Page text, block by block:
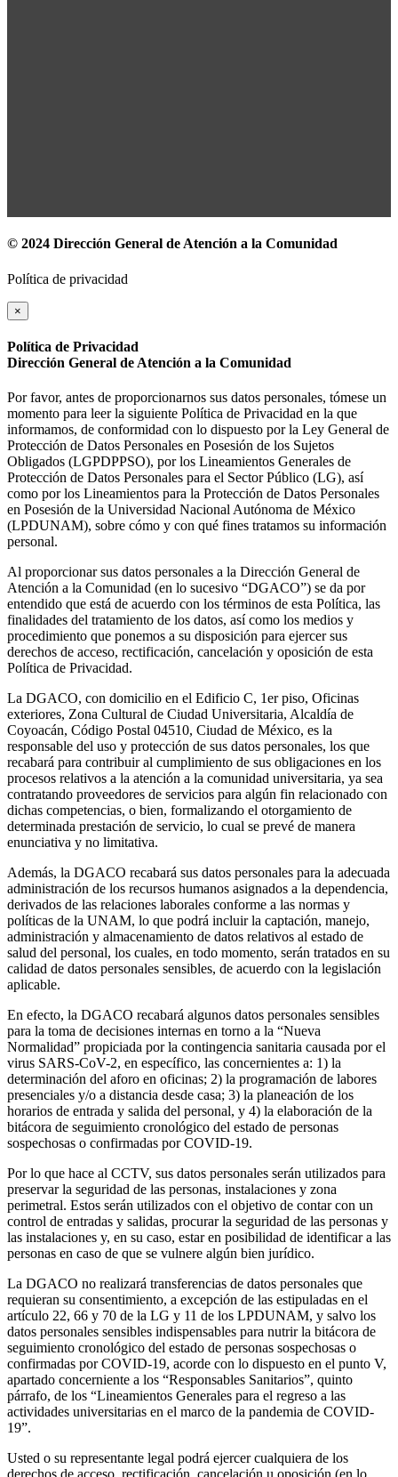
© 2024 Dirección General de Atención a la Comunidad
Política de privacidad
×
Política de Privacidad
Dirección General de Atención a la Comunidad
Por favor, antes de proporcionarnos sus datos personales, tómese un
momento para leer la siguiente Política de Privacidad en la que
informamos, de conformidad con lo dispuesto por la Ley General de
Protección de Datos Personales en Posesión de los Sujetos
Obligados (LGPDPPSO), por los Lineamientos Generales de
Protección de Datos Personales para el Sector Público (LG), así
como por los Lineamientos para la Protección de Datos Personales
en Posesión de la Universidad Nacional Autónoma de México
(LPDUNAM), sobre cómo y con qué fines tratamos su información
personal.
Al proporcionar sus datos personales a la Dirección General de
Atención a la Comunidad (en lo sucesivo “DGACO”) se da por
entendido que está de acuerdo con los términos de esta Política, las
finalidades del tratamiento de los datos, así como los medios y
procedimiento que ponemos a su disposición para ejercer sus
derechos de acceso, rectificación, cancelación y oposición de esta
Política de Privacidad.
La DGACO, con domicilio en el Edificio C, 1er piso, Oficinas
exteriores, Zona Cultural de Ciudad Universitaria, Alcaldía de
Coyoacán, Código Postal 04510, Ciudad de México, es la
responsable del uso y protección de sus datos personales, los que
recabará para contribuir al cumplimiento de sus obligaciones en los
procesos relativos a la atención a la comunidad universitaria, ya sea
contratando proveedores de servicios para algún fin relacionado con
dichas competencias, o bien, formalizando el otorgamiento de
determinada prestación de servicio, lo cual se prevé de manera
enunciativa y no limitativa.
Además, la DGACO recabará sus datos personales para la adecuada
administración de los recursos humanos asignados a la dependencia,
derivados de las relaciones laborales conforme a las normas y
políticas de la UNAM, lo que podrá incluir la captación, manejo,
administración y almacenamiento de datos relativos al estado de
salud del personal, los cuales, en todo momento, serán tratados en su
calidad de datos personales sensibles, de acuerdo con la legislación
aplicable.
En efecto, la DGACO recabará algunos datos personales sensibles
para la toma de decisiones internas en torno a la “Nueva
Normalidad” propiciada por la contingencia sanitaria causada por el
virus SARS-CoV-2, en específico, las concernientes a: 1) la
determinación del aforo en oficinas; 2) la programación de labores
presenciales y/o a distancia desde casa; 3) la planeación de los
horarios de entrada y salida del personal, y 4) la elaboración de la
bitácora de seguimiento cronológico del estado de personas
sospechosas o confirmadas por COVID-19.
Por lo que hace al CCTV, sus datos personales serán utilizados para
preservar la seguridad de las personas, instalaciones y zona
perimetral. Estos serán utilizados con el objetivo de contar con un
control de entradas y salidas, procurar la seguridad de las personas y
las instalaciones y, en su caso, estar en posibilidad de identificar a las
personas en caso de que se vulnere algún bien jurídico.
La DGACO no realizará transferencias de datos personales que
requieran su consentimiento, a excepción de las estipuladas en el
artículo 22, 66 y 70 de la LG y 11 de los LPDUNAM, y salvo los
datos personales sensibles indispensables para nutrir la bitácora de
seguimiento cronológico del estado de personas sospechosas o
confirmadas por COVID-19, acorde con lo dispuesto en el punto V,
apartado concerniente a los “Responsables Sanitarios”, quinto
párrafo, de los “Lineamientos Generales para el regreso a las
actividades universitarias en el marco de la pandemia de COVID-
19”.
Usted o su representante legal podrá ejercer cualquiera de los